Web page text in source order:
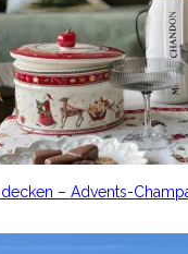
– Advents-